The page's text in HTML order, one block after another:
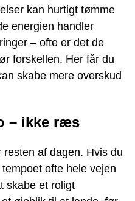
kan hurtigt tømme
energien handler
– ofte er det de
forskellen. Her får du
skabe mere overskud
– ikke ræs
af dagen. Hvis du
ofte hele vejen
skabe et roligt